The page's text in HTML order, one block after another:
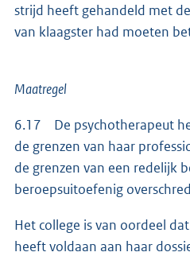
strijd heeft gehandeld met
van klaagster had moeten
Maatregel
6.17 De psychotherapeut
de grenzen van haar
de grenzen van een redelijk
beroepsuitoefenig
Het college is van oordeel
heeft voldaan aan haar